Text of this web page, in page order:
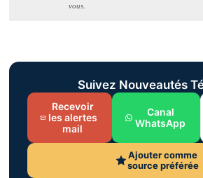
vous.
Suivez Nouveautés
Recevoir
les alertes
mail
Canal
WhatsApp
Ajouter comme
source préférée